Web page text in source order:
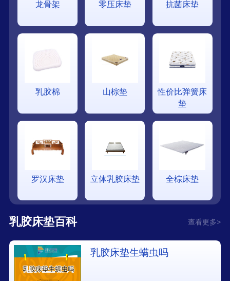
龙骨架 零压床垫 抗菌床垫
乳胶棉 山棕垫
性价比弹簧床
垫
罗汉床垫 立体乳胶床垫 全棕床垫
乳胶床垫百科 查看更多>
乳胶床垫生螨虫吗